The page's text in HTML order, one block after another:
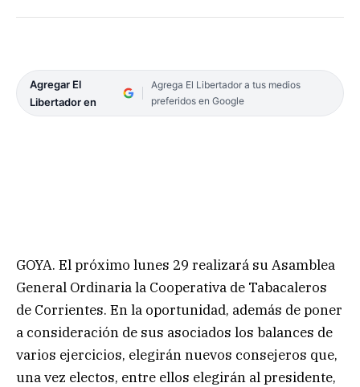
Agregar El
Libertador en
Agrega El Libertador a tus medios
preferidos en Google
GOYA. El próximo lunes 29 realizará su Asamblea
General Ordinaria la Cooperativa de Tabacaleros
de Corrientes. En la oportunidad, además de poner
a consideración de sus asociados los balances de
varios ejercicios, elegirán nuevos consejeros que,
una vez electos, entre ellos elegirán al presidente,